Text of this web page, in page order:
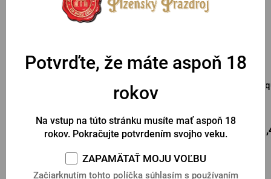
Termotaška Pilsner
Do
košíka
Vrecko na fľašu Pilsner
6,29 € Do košíka
Potvrďte, že máte aspoň 18
rokov
Na vstup na túto stránku musíte mať aspoň 18
rokov. Pokračujte potvrdením svojho veku.
ZAPAMÄTAŤ MOJU VOĽBU
Začiarknutím tohto políčka súhlasím s používaním